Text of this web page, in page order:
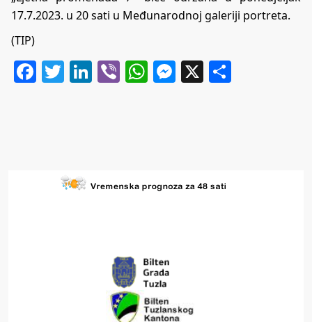
17.7.2023. u 20 sati u Međunarodnoj galeriji portreta.
(TIP)
Facebook
Twitter
LinkedIn
ViberWhatsApp
Messenger
X